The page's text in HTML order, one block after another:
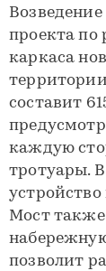
проекта по
каркаса
составит
каждую
тротуары.
Мост
позволит